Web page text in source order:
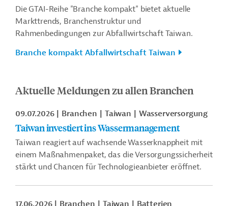
Die GTAI-Reihe "Branche kompakt" bietet aktuelle
Markttrends, Branchenstruktur und
Rahmenbedingungen zur Abfallwirtschaft Taiwan.
Branche kompakt Abfallwirtschaft Taiwan
Aktuelle Meldungen zu allen Branchen
09.07.2026 Branchen Taiwan Wasserversorgung
Taiwan investiert ins Wassermanagement
Taiwan reagiertauf wachsendeWasserknappheit mit
einem Maßnahmenpaket, das die Versorgungssicherheit
stärkt und Chancen für Technologieanbieter eröffnet.
17.06.2026 Branchen Taiwan Batterien